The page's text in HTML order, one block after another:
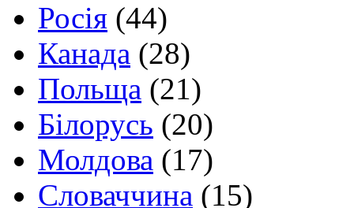
Росія (44)
Канада (28)
Польща (21)
Білорусь (20)
Молдова (17)
Словаччина (15)